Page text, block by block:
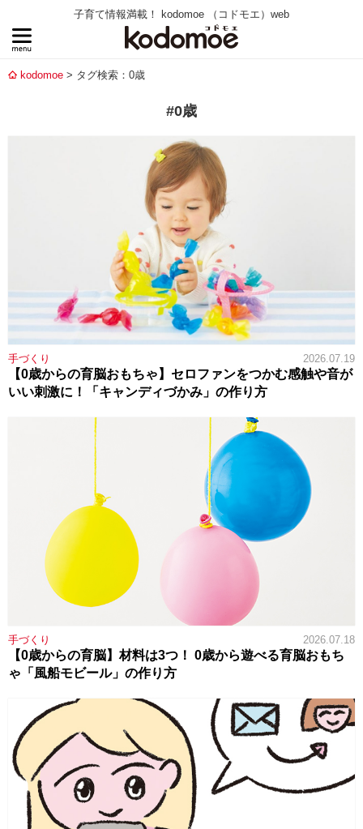
子育て情報満載！ kodomoe （コドモエ）web
kodomoe タグ検索：0歳
#0歳
手づくり 2026.07.19
【0歳からの育脳おもちゃ】セロファンをつかむ感触や音が
いい刺激に！「キャンディづかみ」の作り方
手づくり 2026.07.18
【0歳からの育脳】材料は3つ！ 0歳から遊べる育脳おもち
ゃ「風船モビール」の作り方